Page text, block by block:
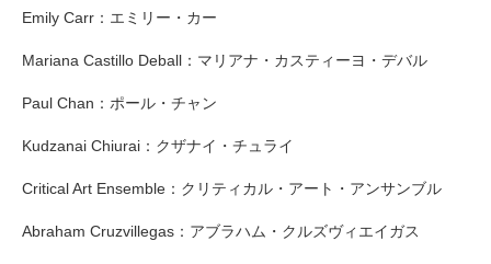
Emily Carr：エミリー・カー
Mariana Castillo Deball：マリアナ・カスティーヨ・デバル
Paul Chan：ポール・チャン
Kudzanai Chiurai：クザナイ・チュライ
Critical Art Ensemble：クリティカル・アート・アンサンブル
Abraham Cruzvillegas：アブラハム・クルズヴィエイガス